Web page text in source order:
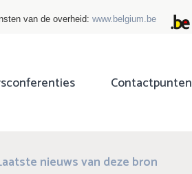
van de overheid: www.belgium.be
Contactpunten
nieuws van deze bron